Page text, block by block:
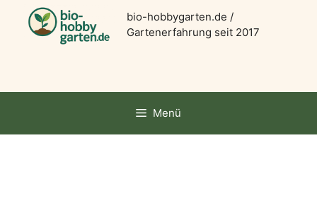
bio-hobbygarten.de /
Gartenerfahrung seit 2017
Menü